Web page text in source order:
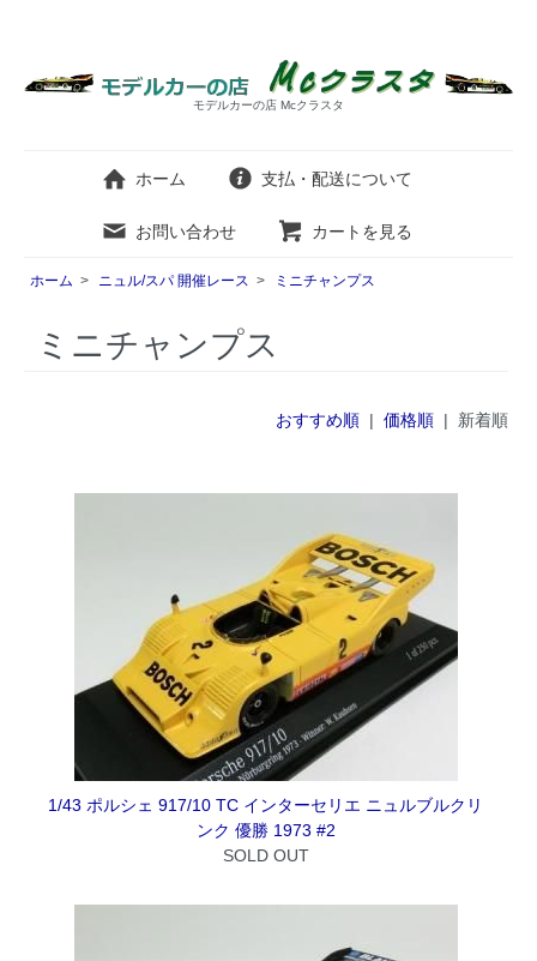
モデルカーの店 Mcクラスタ
ホーム 支払・配送について
お問い合わせ カートを見る
ホーム > ニュル/スパ 開催レース > ミニチャンプス
ミニチャンプス
おすすめ順| 価格順| 新着順
1/43 ポルシェ 917/10 TC インターセリエ ニュルブルクリ
ンク 優勝 1973 #2
SOLD OUT